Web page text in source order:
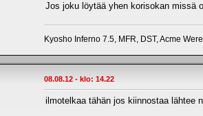
Jos joku löytää yhen korisokan missä
Kyosho Inferno 7.5, MFR, DST, Acme
08.08.12 - klo: 14.22
ilmotelkaa tähän jos kiinnostaa lähtee